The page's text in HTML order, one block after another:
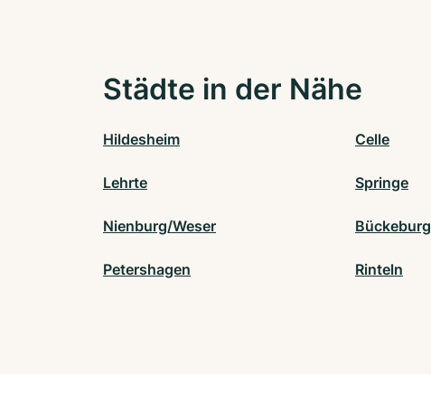
Städte in der Nähe
Hildesheim Celle
Lehrte Springe
Nienburg/Weser Bückeburg
Petershagen Rinteln